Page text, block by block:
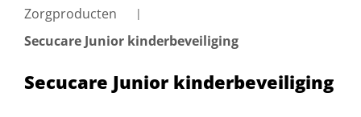
Zorgproducten
Secucare Junior kinderbeveiliging
Secucare Junior kinderbeveiliging